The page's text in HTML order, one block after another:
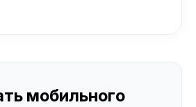
мобильного